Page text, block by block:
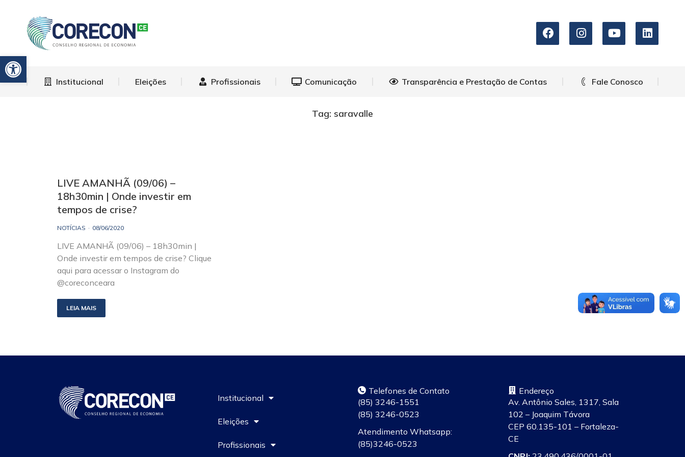
Barra de Ferramentas Aberta
Institucional Eleições Profissionais Comunicação Transparência e Prestação de Contas Fale Conosco
Tag: saravalle
LIVE AMANHÃ (09/06) –
18h30min | Onde investir em
tempos de crise?
NOTÍCIAS 08/06/2020
LIVE AMANHÃ (09/06) – 18h30min |
Onde investir em tempos de crise? Clique
aqui para acessar o Instagram do
@coreconceara
LEIA MAIS
Institucional
Eleições
Profissionais
Telefones de Contato
(85) 3246-1551
(85) 3246-0523
Atendimento Whatsapp:
(85)3246-0523
Endereço
Av. Antônio Sales, 1317, Sala
102 – Joaquim Távora
CEP 60.135-101 – Fortaleza-
CE